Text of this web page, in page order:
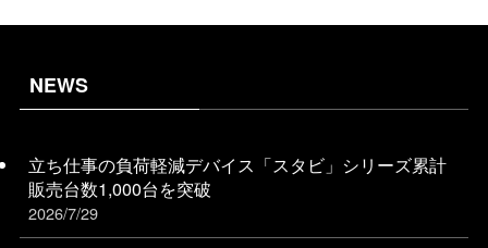
NEWS
立ち仕事の負荷軽減デバイス「スタビ」シリーズ累計
販売台数1,000台を突破
2026/7/29